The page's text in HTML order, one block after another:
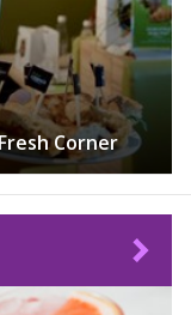
Corner